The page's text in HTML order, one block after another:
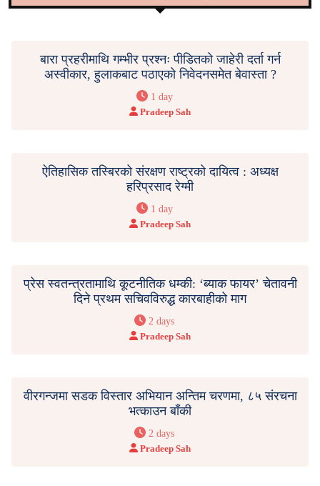
बारा प्रहरीमाथि गम्भीर प्रश्नः पीडितको जाहेरी दर्ता गर्न
अस्वीकार, हुलाकबाट पठाएको निवेदनसमेत बेवास्ता ?
1 day
Pradeep Sah
ऐतिहासिक तस्बिरको संरक्षण राष्ट्रको दायित्व : अध्यक्ष
हरिप्रसाद रेग्मी
1 day
Pradeep Sah
प्रेस स्वतन्त्रतामाथि कूटनीतिक धम्की: ‘ब्याक फायर’ चेतावनी
दिने प्रथम सचिवविरुद्ध कारबाहीको माग
2 days
Pradeep Sah
वीरगन्जमा सडक विस्तार अभियान अन्तिम चरणमा, ८५ संरचना
भत्काउन बाँकी
2 days
Pradeep Sah